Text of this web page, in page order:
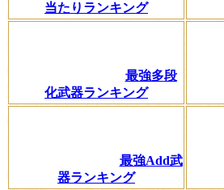
当たりランキング
最強多段
化武器ランキング
最強Add武
器ランキング